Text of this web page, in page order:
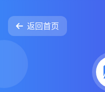
返回首页